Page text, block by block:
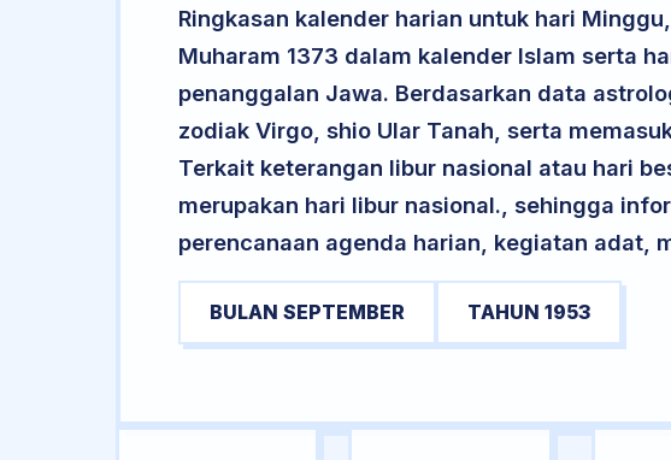
Ringkasan kalender harian untuk hari
Muharam 1373 dalam kalender Islam serta
penanggalan Jawa. Berdasarkan data
zodiak Virgo, shio Ular Tanah, serta
Terkait keterangan libur nasional atau hari
merupakan hari libur nasional., sehingga
perencanaan agenda harian, kegiatan adat,
BULAN SEPTEMBER TAHUN 1953